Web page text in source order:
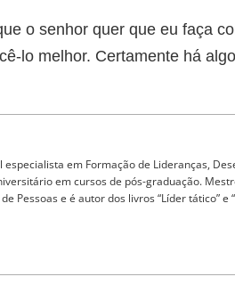
o senhor quer que eu faça
lo melhor. Certamente há
em Formação de Lideranças,
em cursos de pós-graduação.
Pessoas e é autor dos livros “Líder tático”